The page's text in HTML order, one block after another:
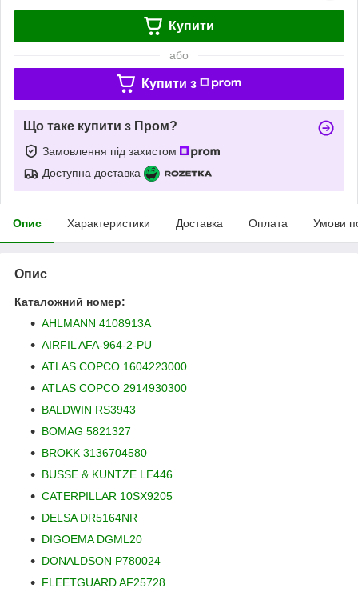
Купити
або
Купити з
Що таке купити з Пром?
Замовлення під захистом
Доступна доставка
Опис Характеристики Доставка Оплата Умови
Опис
Каталожний номер:
AHLMANN 4108913A
AIRFIL AFA-964-2-PU
ATLAS COPCO 1604223000
ATLAS COPCO 2914930300
BALDWIN RS3943
BOMAG 5821327
BROKK 3136704580
BUSSE & KUNTZE LE446
CATERPILLAR 10SX9205
DELSA DR5164NR
DIGOEMA DGML20
DONALDSON P780024
FLEETGUARD AF25728